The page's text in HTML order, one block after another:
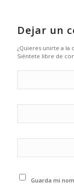
Dejar un
¿Quieres unirte a la
Siéntete libre de
Guarda mi